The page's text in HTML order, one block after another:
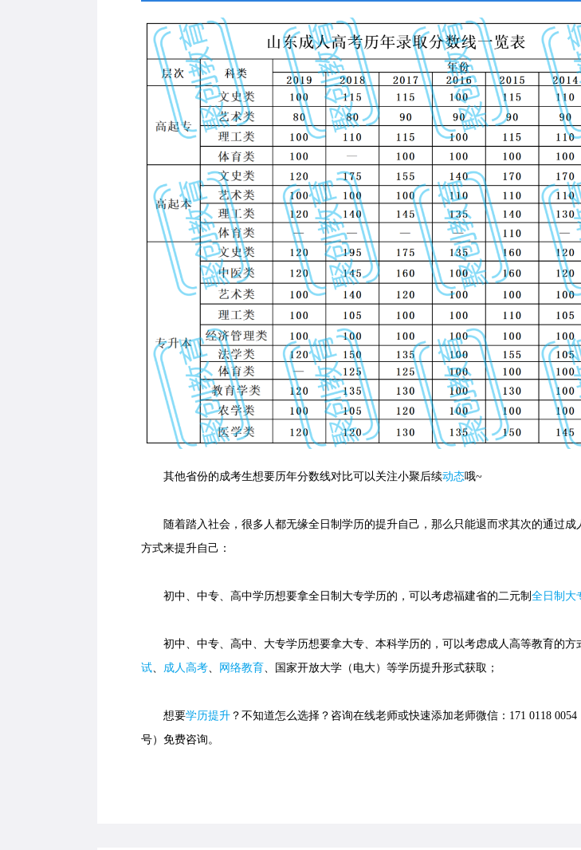
其他省份的成考生想要历年分数线对比可以关注小聚后续动态哦~
随着踏入社会，很多人都无缘全日制学历的提升自己，那么只能退而求其次的通过成
方式来提升自己：
初中、中专、高中学历想要拿全日制大专学历的，可以考虑福建省的 二元制 全日制大
初中、中专、高中、大专学历想要拿大专、本科学历的，可以考虑成人高等教育的方
试
成人高考 网络教育 、国家开放大学（电大）等学历提升形式获取；
想要学历提升 ？不知道怎么选择？咨询在线老师或快速添加老师微信：171 0118 0054
号）免费咨询。